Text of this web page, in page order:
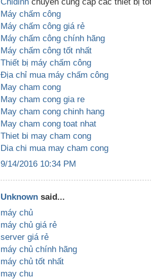
Máy chấm công
Máy chấm công giá rẻ
Máy chấm công chính hãng
Máy chấm công tốt nhất
Thiết bị máy chấm công
Địa chỉ mua máy chấm công
May cham cong
May cham cong gia re
May cham cong chinh hang
May cham cong toat nhat
Thiet bi may cham cong
Dia chi mua may cham cong
9/14/2016 10:34 PM
Unknown said...
máy chủ
máy chủ giá rẻ
server giá rẻ
máy chủ chính hãng
máy chủ tốt nhất
may chu